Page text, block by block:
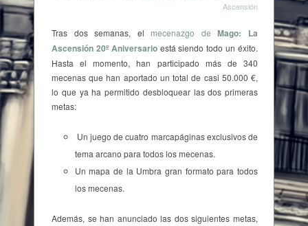
Ascensión
Tras dos semanas, el mecenazgo deMago: La
Ascensión 20º Aniversarioestá siendo todo un éxito.
Hasta el momento, han participado más de 340
mecenas que han aportado un total de casi 50.000 €,
lo que ya ha permitido desbloquear las dos primeras
metas:
Un juego de cuatro marcapáginas exclusivos de
tema arcano para todos los mecenas.
Un mapa de la Umbra gran formato para todos
los mecenas.
Además, se han anunciado las dos siguientes metas,